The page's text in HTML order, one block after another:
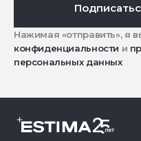
Нажимая «отправить», я
конфиденциальности и
персональных данных